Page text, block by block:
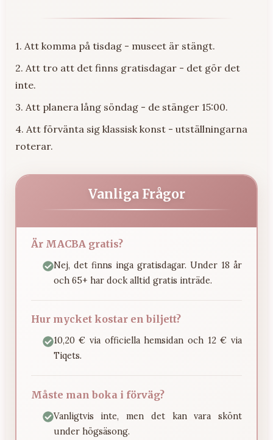
1. Att komma på tisdag - museet är stängt.
2. Att tro att det finns gratisdagar - det gör det
inte.
3. Att planera lång söndag - de stänger 15:00.
4. Att förvänta sig klassisk konst - utställningarna
roterar.
Vanliga Frågor
Är MACBA gratis?
Nej, det finns inga gratisdagar. Under 18 år
och 65+ har dock alltid gratis inträde.
Hur mycket kostar en biljett?
10,20 € via officiella hemsidan och 12 € via
Tiqets.
Måste man boka i förväg?
Vanligtvis inte, men det kan vara skönt
under högsäsong.